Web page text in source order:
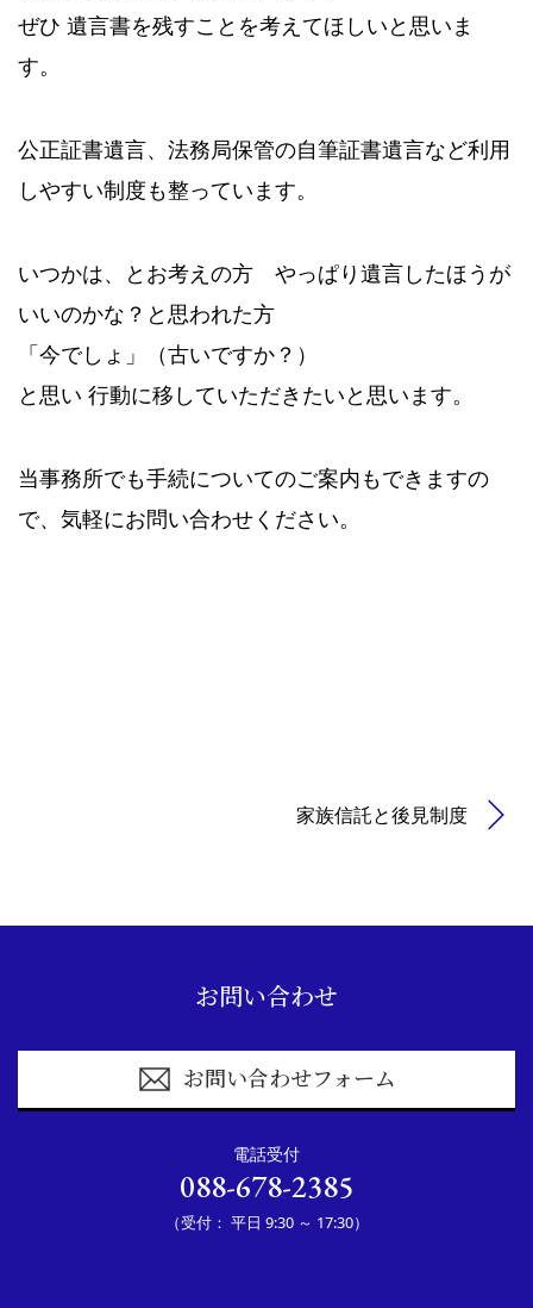
ぜひ 遺言書を残すことを考えてほしいと思いま
す。
公正証書遺言、法務局保管の自筆証書遺言など利用
しやすい制度も整っています。
いつかは、とお考えの方 やっぱり遺言したほうが
いいのかな？と思われた方
「今でしょ」（古いですか？）
と思い 行動に移していただきたいと思います。
当事務所でも手続についてのご案内もできますの
で、気軽にお問い合わせください。
家族信託と後見制度
お問い合わせ
お問い合わせフォーム
電話受付
088-678-2385
（受付： 平日 9:30 ～ 17:30）